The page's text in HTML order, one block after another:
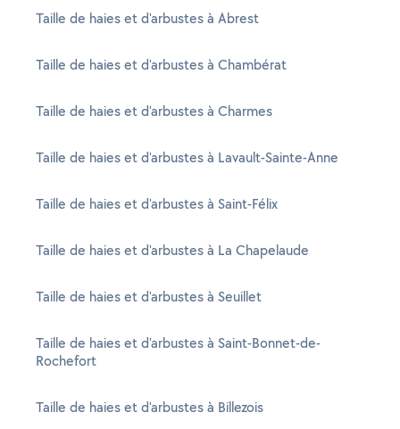
Taille de haies et d'arbustes à Abrest
Taille de haies et d'arbustes à Chambérat
Taille de haies et d'arbustes à Charmes
Taille de haies et d'arbustes à Lavault-Sainte-Anne
Taille de haies et d'arbustes à Saint-Félix
Taille de haies et d'arbustes à La Chapelaude
Taille de haies et d'arbustes à Seuillet
Taille de haies et d'arbustes à Saint-Bonnet-de-
Rochefort
Taille de haies et d'arbustes à Billezois